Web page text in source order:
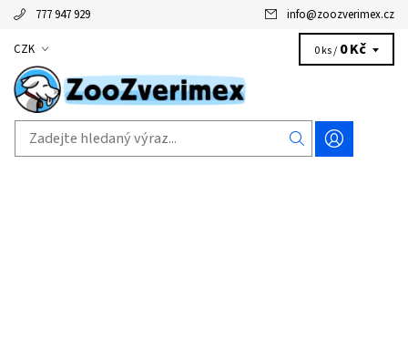
777 947 929 info@zoozverimex.cz
CZK 0 ks / 0 Kč